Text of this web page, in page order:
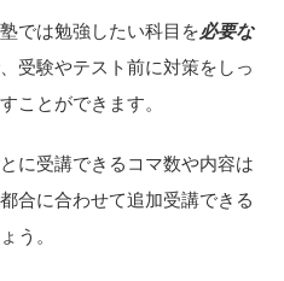
では勉強したい科目を必要な
受験やテスト前に対策をしっ
ことができます。
に受講できるコマ数や内容は
合に合わせて追加受講できる
う。